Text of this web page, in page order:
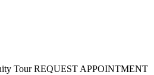
REQUEST APPOINTMENT
Tour